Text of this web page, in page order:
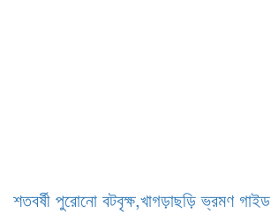
শতবর্ষী পুরোনো বটবৃক্ষ,খাগড়াছড়ি ভ্রমণ গাইড